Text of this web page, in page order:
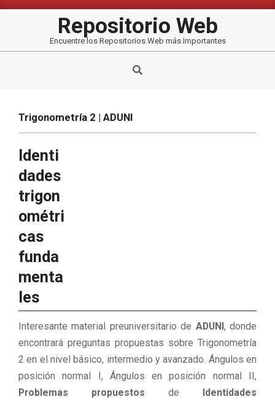
Repositorio Web
Encuentre los Repositorios Web más Importantes
Buscar
Trigonometría 2 | ADUNI
Identi
dades
trigon
ométri
cas
funda
menta
les
Interesante material preuniversitario de ADUNI, donde
encontrará preguntas propuestas sobre Trigonometría
2 en el nivel básico, intermedio y avanzado. Ángulos en
posición normal I, Ángulos en posición normal II,
Problemas propuestos de Identidades